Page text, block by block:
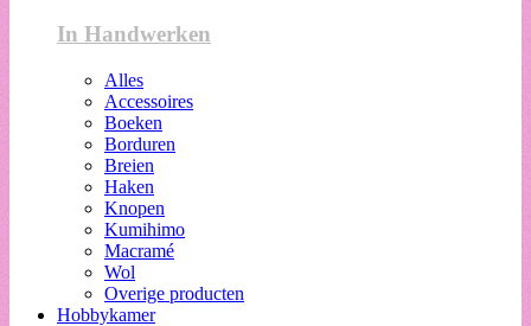
In Handwerken
Alles
Accessoires
Boeken
Borduren
Breien
Haken
Knopen
Kumihimo
Macramé
Wol
Overige producten
Hobbykamer